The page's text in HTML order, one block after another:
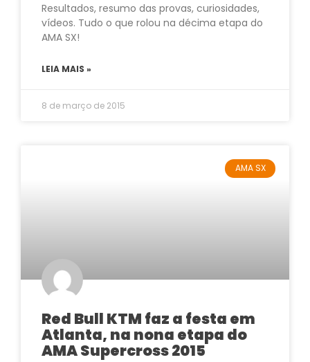
Resultados, resumo das provas, curiosidades,
vídeos. Tudo o que rolou na décima etapa do
AMA SX!
LEIA MAIS »
8 de março de 2015
AMA SX
Red Bull KTM faz a festa em
Atlanta, na nona etapa do
AMA Supercross 2015